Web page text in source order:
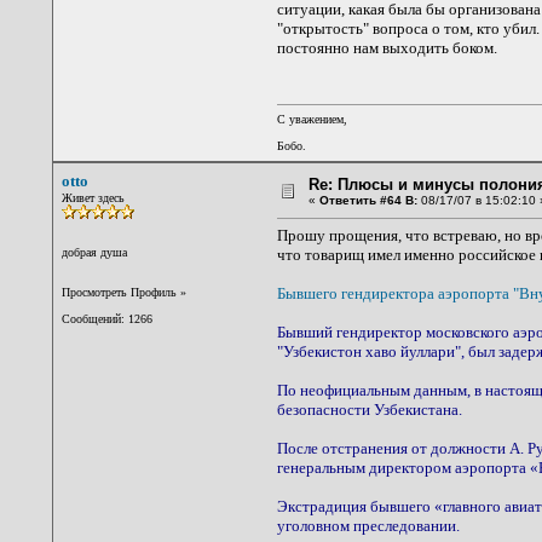
ситуации, какая была бы
"открытость" вопроса о том, кто
постоянно нам выходить боком.
С уважением,
Бобо.
otto
Живет здесь
добрая душа
Просмотреть Профиль»
Сообщений: 1266
Re: Плюсы и минусы
« Ответить #64 В:08/17/07 в 15:02:10
Прошу прощения, что встреваю, но
что товарищ имел именно российское
Бывшего гендиректора аэропорта
Бывший гендиректор московского
"Узбекистон хаво йуллари", был
По неофициальным данным, в
безопасности Узбекистана.
После отстранения от должности А.
генеральным директором аэропорта
Экстрадиция бывшего «главного
уголовном преследовании.